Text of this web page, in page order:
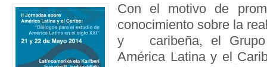
Con el motivo de
conocimiento sobre la
y caribeña, el Grupo
América Latina y el